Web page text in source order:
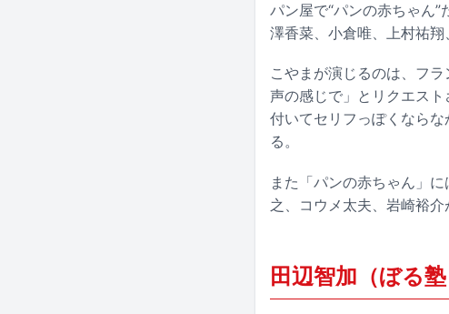
パン屋で“パンの赤ちゃん
澤香菜、小倉唯、上村祐翔
こやまが演じるのは、フ
声の感じで」とリクエス
付いてセリフっぽくなら
る。
また「パンの赤ちゃん」
之、コウメ太夫、岩崎裕
田辺智加（ぼる